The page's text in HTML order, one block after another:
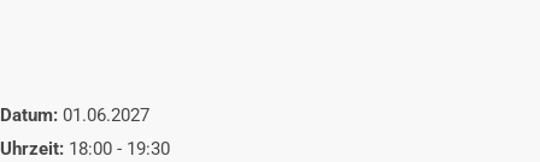
Datum: 01.06.2027
Uhrzeit: 18:00 - 19:30